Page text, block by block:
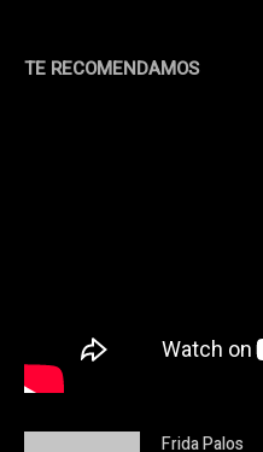
TE RECOMENDAMOS
Frida Palos